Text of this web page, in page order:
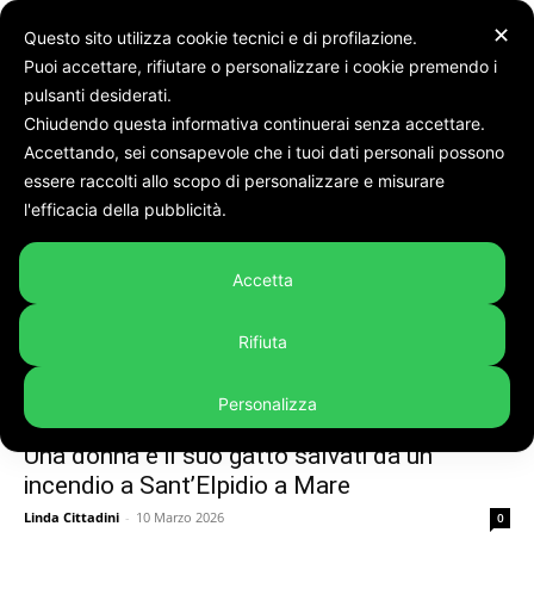
Tags Gatto
Tag:gatto
Una donna e il suo gatto salvati da un
incendio a Sant’Elpidio a Mare
Linda Cittadini - 10 Marzo 2026 0
✕
Questo sito utilizza cookie tecnici e di profilazione.
Puoi accettare, rifiutare o personalizzare i cookie premendo i
pulsanti desiderati.
Chiudendo questa informativa continuerai senza accettare.
Accettando, sei consapevole che i tuoi dati personali possono
essere raccolti allo scopo di personalizzare e misurare
l'efficacia della pubblicità.
Accetta
Rifiuta
Personalizza